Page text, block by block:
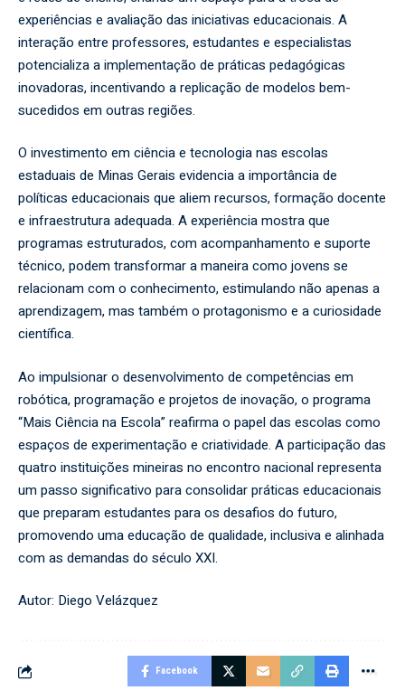
experiências e avaliação das iniciativas educacionais. A
interação entre professores, estudantes e especialistas
potencializa a implementação de práticas pedagógicas
inovadoras, incentivando a replicação de modelos bem-
sucedidos em outras regiões.
O investimento em ciência e tecnologia nas escolas
estaduais de Minas Gerais evidencia a importância de
políticas educacionais que aliem recursos, formação docente
e infraestrutura adequada. A experiência mostra que
programas estruturados, com acompanhamento e suporte
técnico, podem transformar a maneira como jovens se
relacionam com o conhecimento, estimulando não apenas a
aprendizagem, mas também o protagonismo e a curiosidade
científica.
Ao impulsionar o desenvolvimento de competências em
robótica, programação e projetos de inovação, o programa
“Mais Ciência na Escola” reafirma o papel das escolas como
espaços de experimentação e criatividade. A participação das
quatro instituições mineiras no encontro nacional representa
um passo significativo para consolidar práticas educacionais
que preparam estudantes para os desafios do futuro,
promovendo uma educação de qualidade, inclusiva e alinhada
com as demandas do século XXI.
Autor: Diego Velázquez
Facebook